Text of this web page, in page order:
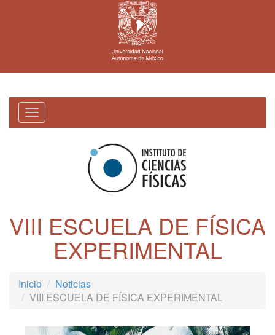
Toggle
navigation
VIII ESCUELA DE FÍSICA
EXPERIMENTAL
Inicio
Noticias
VIII ESCUELA DE FÍSICA EXPERIMENTAL